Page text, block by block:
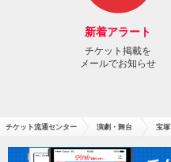
新着アラート
チケット掲載を
メールでお知らせ
チケット流通センター 演劇・舞台 宝塚